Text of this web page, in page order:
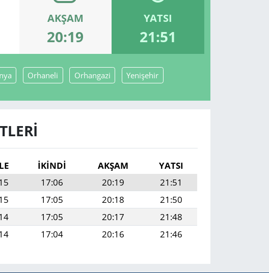
AKŞAM
20:19
YATSI
21:51
Orhaneli Orhangazi Yenişehir
İKINDI AKŞAM
YATSI
17:06 20:19
21:51
17:05 20:18
21:50
17:05 20:17
21:48
17:04 20:16 21:46